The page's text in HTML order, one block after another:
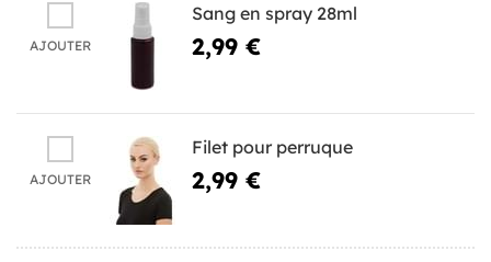
AJOUTER
Sang en spray 28ml
2,99 €
AJOUTER
Filet pour perruque
2,99 €